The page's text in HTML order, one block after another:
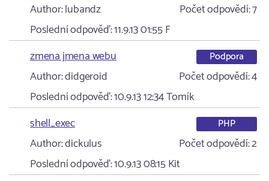
Author:lubandz Počet odpovědí:7
Poslední odpověď:11.9.13 01:55F
zmena jmena webu
Podpora
Author:didgeroid Počet odpovědí:4
Poslední odpověď:10.9.13 12:34Tomík
shell_exec
PHP
Author:dickulus Počet odpovědí:2
Poslední odpověď:10.9.13 08:15Kit